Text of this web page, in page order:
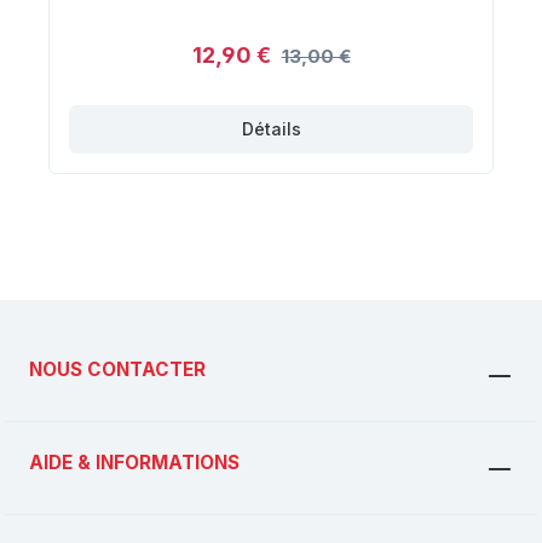
12,90 € 13,00 €
Détails
NOUS CONTACTER
AIDE & INFORMATIONS